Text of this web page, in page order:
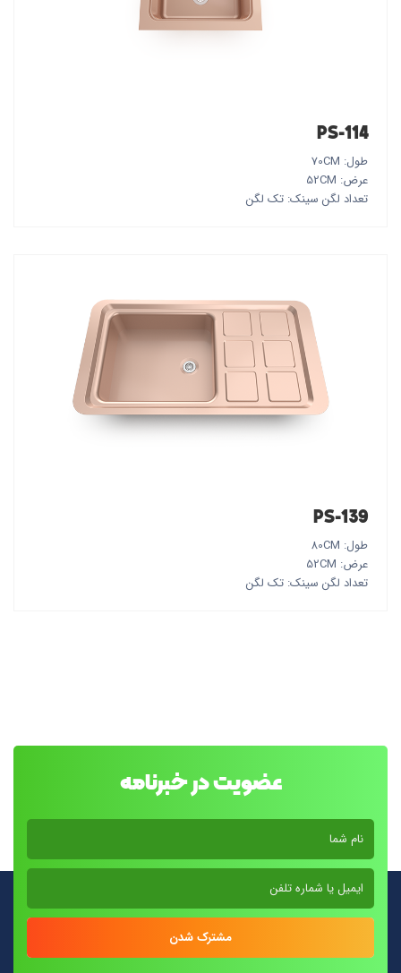
PS-114
طول: 70CM
عرض: 52CM
تعداد لگن سینک: تک لگن
PS-139
طول: 80CM
عرض: 52CM
تعداد لگن سینک: تک لگن
عضویت در خبرنامه
مشترک شدن